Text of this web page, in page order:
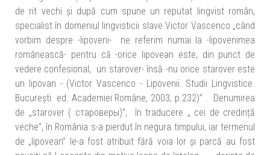
de rit vechi și după cum spune un reputat lingvist român,
specialist în domeniul lingvisticii slave Victor Vascenco „când
vorbim despre -lipoveni- ne referim numai la -lipovenimea
românească- pentru că -orice lipovean este, din punct de
vedere confesional, un starover- însă -nu orice starover este
un lipovan - (Victor Vascenco - Lipovenii. Studii Lingvistice.
București. ed. Academiei Române, 2003, p.232)” . Denumirea
de „starover ( староверы)”, în traducere „ cei de credință
veche”, în România s-a pierdut în negura timpului, iar termenul
de „lipovean” le-a fost atribuit fără voia lor și parcă au fost